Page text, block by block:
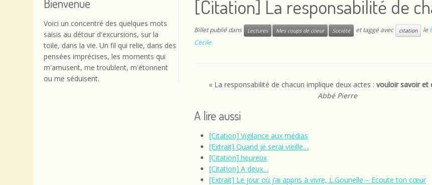
Bienvenue
Voici un concentré des quelques mots
saisis au détour d'excursions, sur la
toile, dans la vie. Un fil qui relie, dans des
pensées imprécises, les moments qui
m'amusent, me troublent, m'étonnent
ou me séduisent.
[Citation] La responsabilité de
Billet publié dans Lectures Mes coups de coeur Société et taggé avec citation le
Cécile
« La responsabilité de chacun implique deux actes : vouloir savoir et
Abbé Pierre
A lire aussi
[Citation] Vigilance aux médias
[Extrait] Quand je serai vieille…
[Citation] heureux
[Citation] A deux…
[Extrait] Le jour où j’ai appris à vivre, L.Gounelle – Ecoute ton cœur